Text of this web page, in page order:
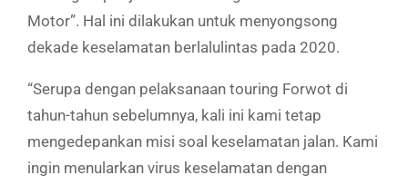
Motor”. Hal ini dilakukan untuk menyongsong
dekade keselamatan berlalulintas pada 2020.
“Serupa dengan pelaksanaan touring Forwot di
tahun-tahun sebelumnya, kali ini kami tetap
mengedepankan misi soal keselamatan jalan. Kami
ingin menularkan virus keselamatan dengan